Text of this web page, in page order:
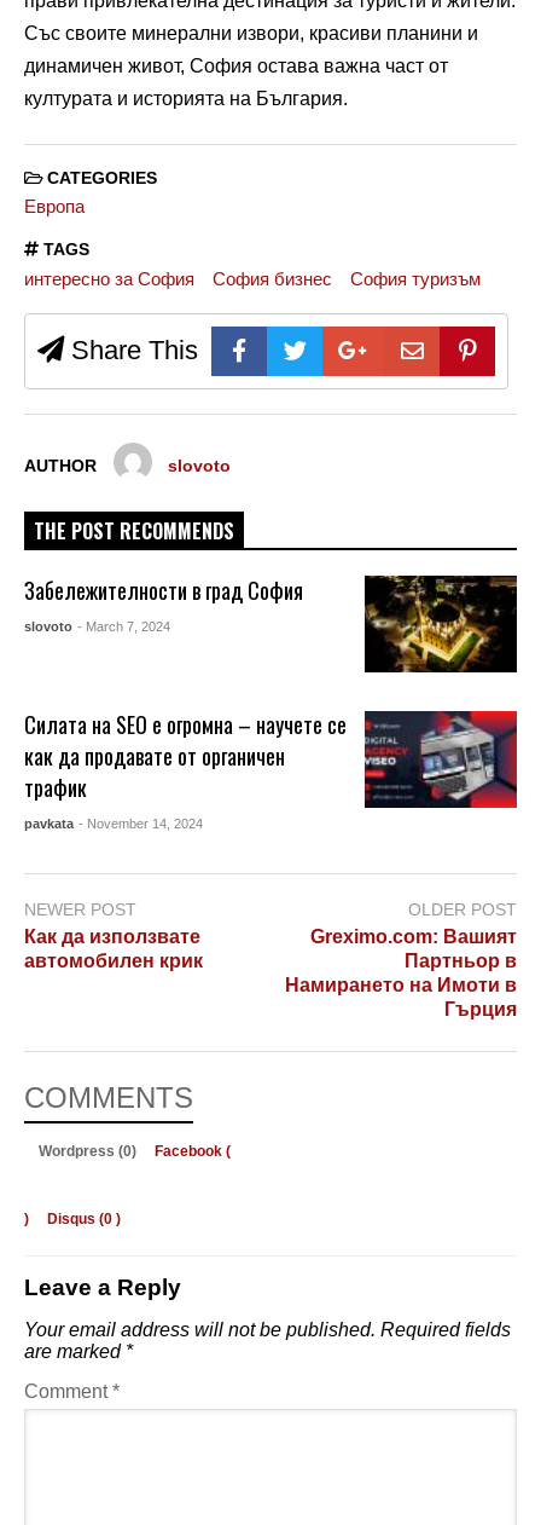
Със своите минерални извори, красиви планини и
динамичен живот, София остава важна част от
културата и историята на България.
CATEGORIES
Европа
TAGS
интересно за София София бизнес София туризъм
Share This
AUTHOR slovoto
THE POST RECOMMENDS
Забележителности в град София
slovoto - March 7, 2024
Силата на SEO е огромна – научете се
как да продавате от органичен
трафик
pavkata - November 14, 2024
NEWER POST
Как да използвате
автомобилен крик
OLDER POST
Greximo.com: Вашият
Партньор в
Намирането на Имоти в
Гърция
COMMENTS
Wordpress (0) Facebook (
) Disqus (0 )
Leave a Reply
Your email address will not be published. Required fields
are marked *
Comment*